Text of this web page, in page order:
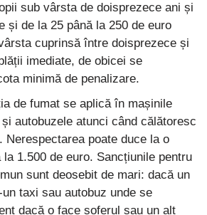
sub vârsta de doisprezece ani și
și de la 25 până la 250 de euro
cuprinsă între doisprezece și
imediate, de obicei se
minimă de penalizare.
de fumat se aplică în mașinile
autobuzele atunci când călătoresc
Nerespectarea poate duce la o
la 1.500 de euro. Sancțiunile pentru
sunt deosebit de mari: dacă un
taxi sau autobuz unde se
dacă o face șoferul sau un alt